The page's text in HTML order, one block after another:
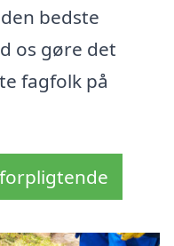
bedste
os gøre det
fagfolk på